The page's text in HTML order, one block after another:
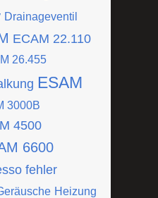
Drainageventil
ECAM 22.110
26.455
ESAM
3000B
4500
6600
fehler
Heizung